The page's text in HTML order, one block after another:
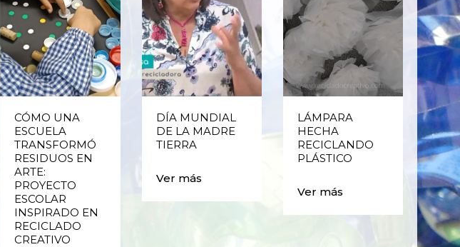
CÓMO UNA
ESCUELA
TRANSFORMÓ
RESIDUOS EN
ARTE:
PROYECTO
ESCOLAR
INSPIRADO EN
RECICLADO
CREATIVO
DÍA MUNDIAL
DE LA MADRE
TIERRA
Ver más
LÁMPARA
HECHA
RECICLANDO
PLÁSTICO
Ver más